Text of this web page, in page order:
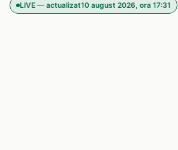
LIVE — actualizat10 august 2026, ora 17:31